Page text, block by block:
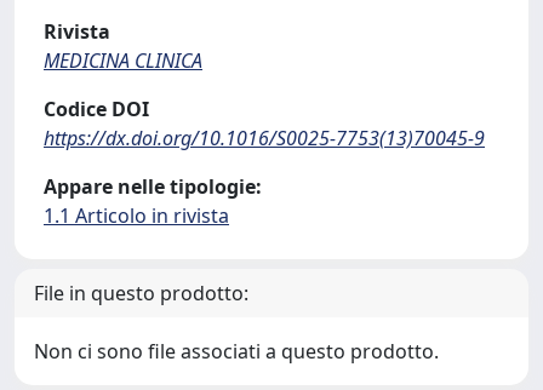
Rivista
MEDICINA CLINICA
Codice DOI
https://dx.doi.org/10.1016/S0025-7753(13)70045-9
Appare nelle tipologie:
1.1 Articolo in rivista
File in questo prodotto:
Non ci sono file associati a questo prodotto.